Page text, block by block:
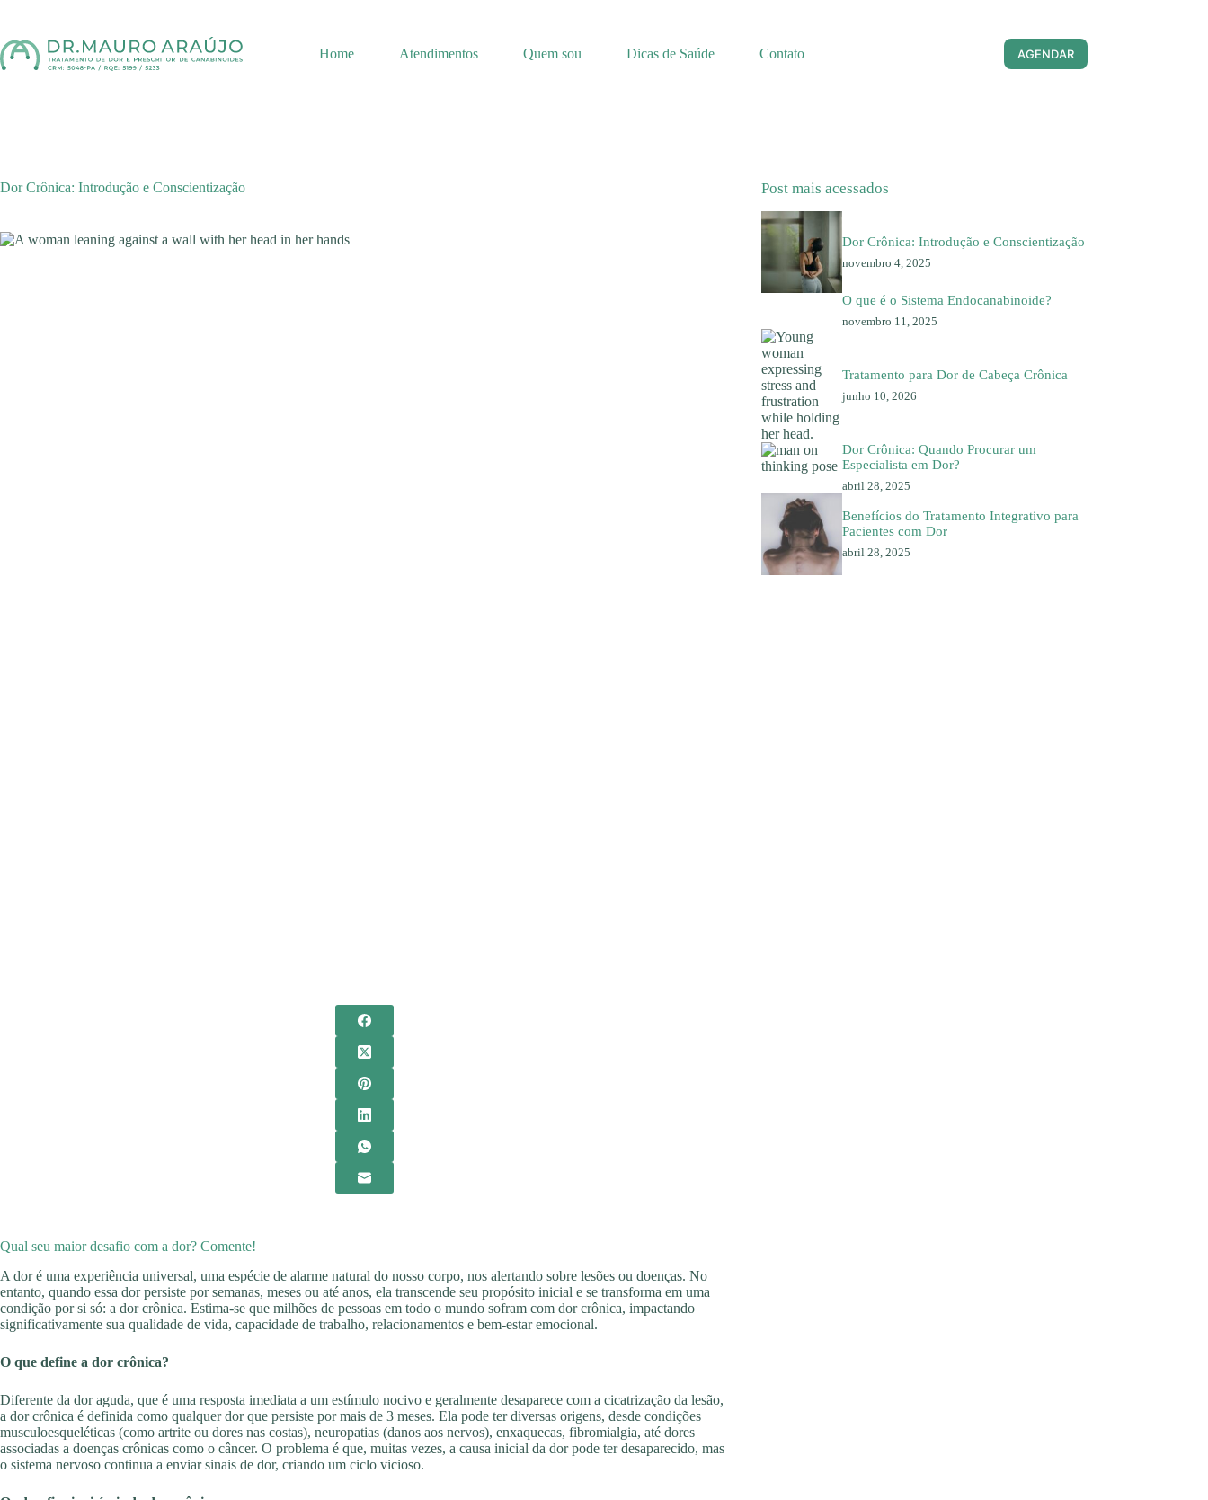
conteúdo
Home Atendimentos Quem sou Dicas de Saúde Contato AGENDAR
Dor Crônica: Introdução e Conscientização
Qual seu maior desafio com a dor? Comente!
A dor é uma experiência universal, uma espécie de alarme natural do nosso corpo, nos alertando sobre lesões ou doenças. No
entanto, quando essa dor persiste por semanas, meses ou até anos, ela transcende seu propósito inicial e se transforma em uma
condição por si só: a dor crônica. Estima-se que milhões de pessoas em todo o mundo sofram com dor crônica, impactando
significativamente sua qualidade de vida, capacidade de trabalho, relacionamentos e bem-estar emocional.
O que define a dor crônica?
Diferente da dor aguda, que é uma resposta imediata a um estímulo nocivo e geralmente desaparece com a cicatrização da lesão,
a dor crônica é definida como qualquer dor que persiste por mais de 3 meses. Ela pode ter diversas origens, desde condições
musculoesqueléticas (como artrite ou dores nas costas), neuropatias (danos aos nervos), enxaquecas, fibromialgia, até dores
associadas a doenças crônicas como o câncer. O problema é que, muitas vezes, a causa inicial da dor pode ter desaparecido, mas
o sistema nervoso continua a enviar sinais de dor, criando um ciclo vicioso.
Post mais acessados
Dor Crônica: Introdução e Conscientização
novembro 4, 2025
O que é o Sistema Endocanabinoide?
novembro 11, 2025
Tratamento para Dor de Cabeça Crônica
junho 10, 2026
Dor Crônica: Quando Procurar um
Especialista em Dor?
abril 28, 2025
Benefícios do Tratamento Integrativo para
Pacientes com Dor
abril 28, 2025